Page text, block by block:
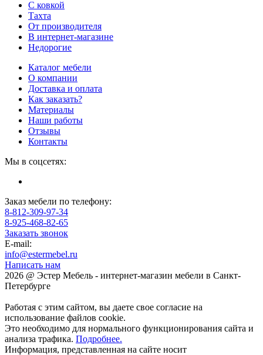
С ковкой
Тахта
От производителя
В интернет-магазине
Недорогие
Каталог мебели
О компании
Доставка и оплата
Как заказать?
Материалы
Наши работы
Отзывы
Контакты
Мы в соцсетях:
Заказ мебели по телефону:
8-812-309-97-34
8-925-468-82-65
Заказать звонок
E-mail:
info@estermebel.ru
Написать нам
2026 @ Эстер Мебель - интернет-магазин мебели в Санкт-
Петербурге
Работая с этим сайтом, вы даете свое согласие на
использование файлов cookie.
Это необходимо для нормального функционирования сайта и
анализа трафика. Подробнее.
Информация, представленная на сайте носит